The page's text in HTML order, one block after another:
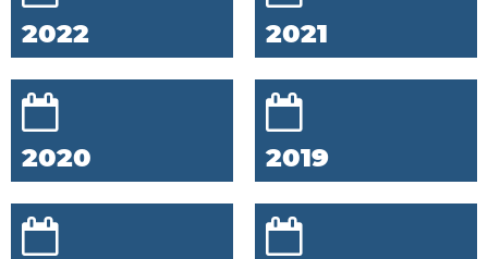
2022 2021
2020 2019